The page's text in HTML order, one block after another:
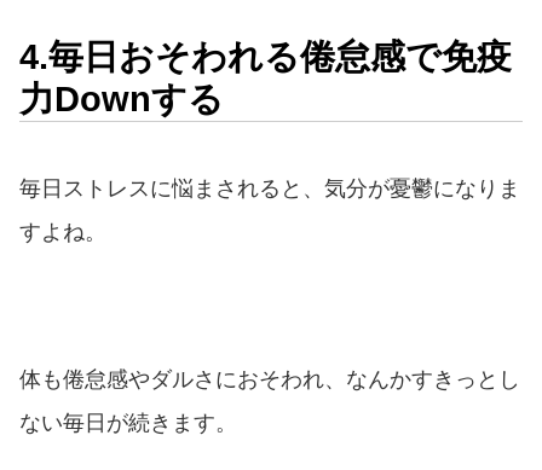
4.毎日おそわれる倦怠感で免疫
力Downする
毎日ストレスに悩まされると、気分が憂鬱になりま
すよね。
体も倦怠感やダルさにおそわれ、なんかすきっとし
ない毎日が続きます。